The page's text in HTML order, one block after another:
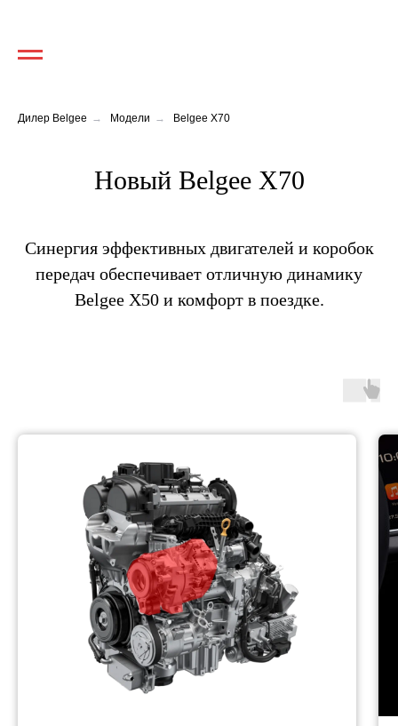
Дилер Belgee → Модели → Belgee X70
Новый Belgee X70
Синергия эффективных двигателей и коробок
передач обеспечивает отличную динамику
Belgee X50 и комфорт в поездке.